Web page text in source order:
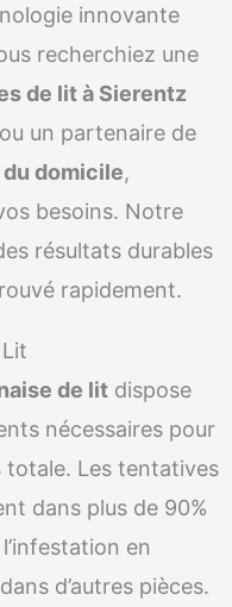
innovante
recherchiez une
de lit à Sierentz
ou un partenaire de
domicile,
besoins. Notre
résultats durables
rapidement.
de lit dispose
nécessaires pour
totale. Les tentatives
dans plus de 90%
en
dans d’autres pièces.